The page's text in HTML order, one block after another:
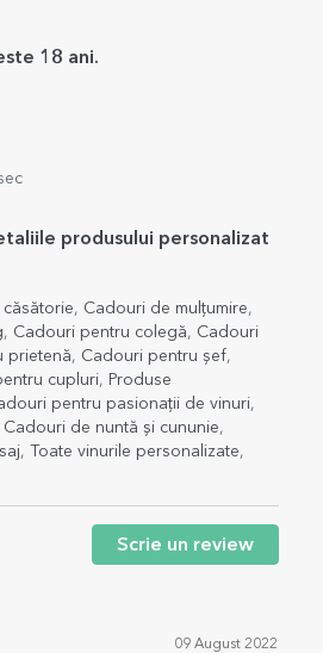
18 ani.
produsului personalizat
, Cadouri de mulțumire,
, Cadouri pentru colegă, Cadouri
prietenă, Cadouri pentru șef,
cupluri, Produse
pentru pasionații de vinuri,
Cadouri de nuntă și cununie,
, Toate vinurile personalizate,
Scrie un review
09 August 2022